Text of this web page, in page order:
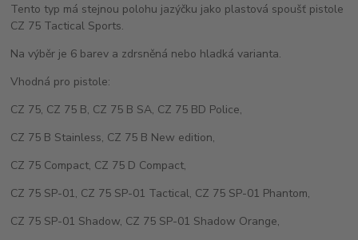
Tento typ má stejnou polohu jazýčku jako plastová spoušť pistole
CZ 75 Tactical Sports.
Na výběr je 6 barev a zdrsněná nebo hladká varianta.
Vhodná pro pistole:
CZ 75, CZ 75 B, CZ 75 B SA, CZ 75 BD Police,
CZ 75 B Stainless, CZ 75 B New edition,
CZ 75 Compact, CZ 75 D Compact,
CZ 75 SP-01, CZ 75 SP-01 Tactical, CZ 75 SP-01 Phantom,
CZ 75 SP-01 Shadow, CZ 75 SP-01 Shadow Orange,